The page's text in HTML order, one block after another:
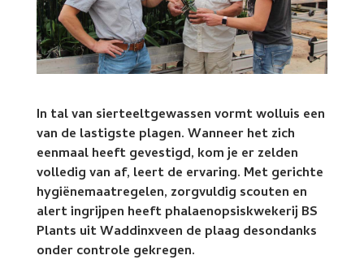
In tal van sierteeltgewassen vormt wolluis een
van de lastigste plagen. Wanneer het zich
eenmaal heeft gevestigd, kom je er zelden
volledig van af, leert de ervaring. Met gerichte
hygiënemaatregelen, zorgvuldig scouten en
alert ingrijpen heeft phalaenopsiskwekerij BS
Plants uit Waddinxveen de plaag desondanks
onder controle gekregen.